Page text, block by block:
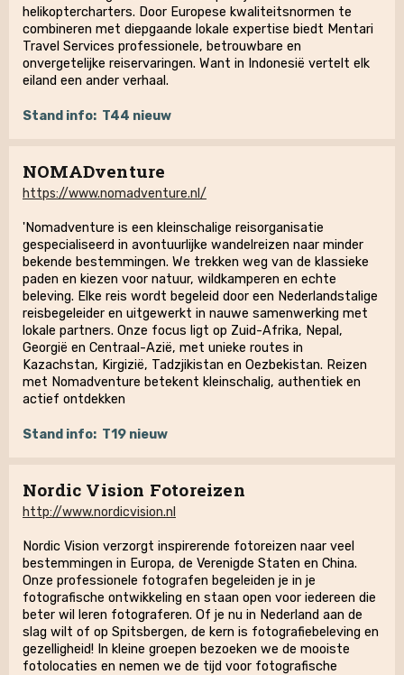
helikoptercharters. Door Europese kwaliteitsnormen te
combineren met diepgaande lokale expertise biedt Mentari
Travel Services professionele, betrouwbare en
onvergetelijke reiservaringen. Want in Indonesië vertelt elk
eiland een ander verhaal.
Stand info: T44 nieuw
NOMADventure
https://www.nomadventure.nl/
'Nomadventure is een kleinschalige reisorganisatie
gespecialiseerd in avontuurlijke wandelreizen naar minder
bekende bestemmingen. We trekken weg van de klassieke
paden en kiezen voor natuur, wildkamperen en echte
beleving. Elke reis wordt begeleid door een Nederlandstalige
reisbegeleider en uitgewerkt in nauwe samenwerking met
lokale partners. Onze focus ligt op Zuid-Afrika, Nepal,
Georgië en Centraal-Azië, met unieke routes in
Kazachstan, Kirgizië, Tadzjikistan en Oezbekistan. Reizen
met Nomadventure betekent kleinschalig, authentiek en
actief ontdekken
Stand info: T19 nieuw
Nordic Vision Fotoreizen
http://www.nordicvision.nl
Nordic Vision verzorgt inspirerende fotoreizen naar veel
bestemmingen in Europa, de Verenigde Staten en China.
Onze professionele fotografen begeleiden je in je
fotografische ontwikkeling en staan open voor iedereen die
beter wil leren fotograferen. Of je nu in Nederland aan de
slag wilt of op Spitsbergen, de kern is fotografiebeleving en
gezelligheid! In kleine groepen bezoeken we de mooiste
fotolocaties en nemen we de tijd voor fotografische